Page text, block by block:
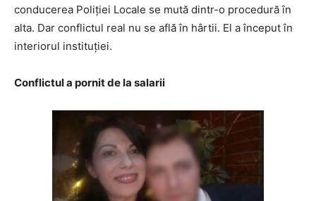
conducerea Poliției Locale se mută dintr-o procedură în
alta. Dar conflictul real nu se află în hârtii. El a început în
interiorul instituției.
Conflictul a pornit de la salarii